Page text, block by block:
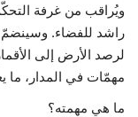
ويُراقب من غرفة
راشد للفضاء.
لرصد الأرض إلى
مهمّات في المدار، ما
ما هي مهمته؟